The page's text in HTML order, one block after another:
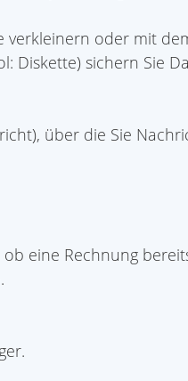
oder mit
Diskette) sichern
über die Sie
eine Rechnung